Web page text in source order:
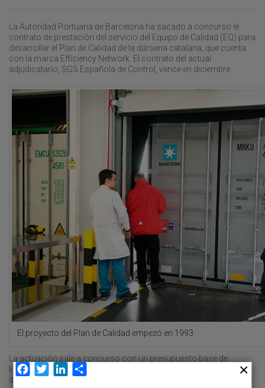
La Autoridad Portuaria de Barcelona ha sacado a concurso el
contrato de prestación del servicio del Equipo de Calidad (EQ) para
desarrollar el Plan de Calidad de la dársena catalana, que cuenta
con la marca Efficiency Network. El contrato del actual
adjudicatario, SGS Española de Control, vence en diciembre.
El proyecto del Plan de Calidad empezó en 1993
La actuación sale a concurso con un presupuesto base de
licitación de 3,24 millones de euros (IVA incluido) por un periodo
de dos años. Hay dos posibles prórrogas de un año cada una,
Facebook
TwitterLinkedIn